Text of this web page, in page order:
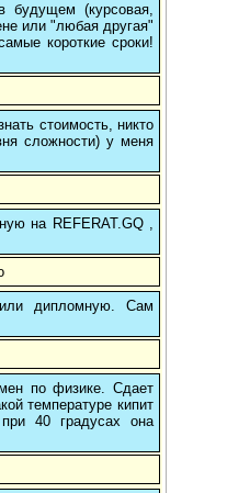
(курсовая,
или "любая другая"
короткие сроки!
стоимость, никто
сложности) у меня
на REFERAT.GQ ,
дипломную. Сам
по физике. Сдает
температуре кипит
40 градусах она